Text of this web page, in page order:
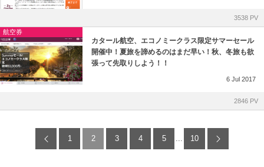
3538 PV
航空券
カタール航空、エコノミークラス限定サマーセール
開催中！夏旅を諦めるのはまだ早い！秋、冬旅も欲
張って先取りしよう！！
6 Jul 2017
2846 PV
1 2 3 4 5 ... 10